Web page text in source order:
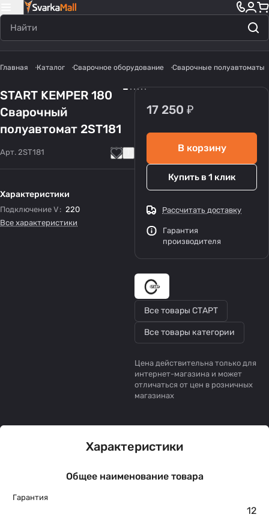
Главная Каталог Сварочное оборудование Сварочные полуавтоматы
START KEMPER 180
Сварочный
полуавтомат 2ST181
Арт. 2ST181
Характеристики
Подключение V : 220
Все характеристики
17 250 ₽
В корзину
Купить в 1 клик
Рассчитать доставку
Гарантия
производителя
Все товары СТАРТ
Все товары категории
Цена действительна только для
интернет-магазина и может
отличаться от цен в розничных
магазинах
Характеристики
Общее наименование товара
Гарантия
12